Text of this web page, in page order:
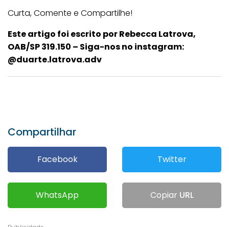
Curta, Comente e Compartilhe!
Este artigo foi escrito por Rebecca Latrova,
OAB/SP 319.150 – Siga-nos no instagram:
@duarte.latrova.adv
Compartilhar
Facebook Twitter
WhatsApp Copiar URL